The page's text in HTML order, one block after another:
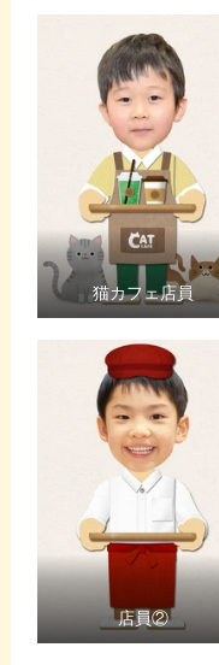
猫カフェ店員
店員②